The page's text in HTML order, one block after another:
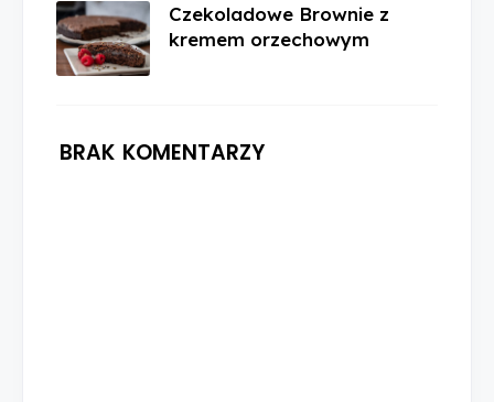
Czekoladowe Brownie z
kremem orzechowym
BRAK KOMENTARZY